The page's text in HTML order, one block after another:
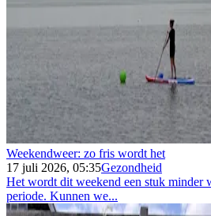
Weekendweer: zo fris wordt het
17 juli 2026, 05:35Gezondheid
Het wordt dit weekend een stuk minder
periode. Kunnen we...